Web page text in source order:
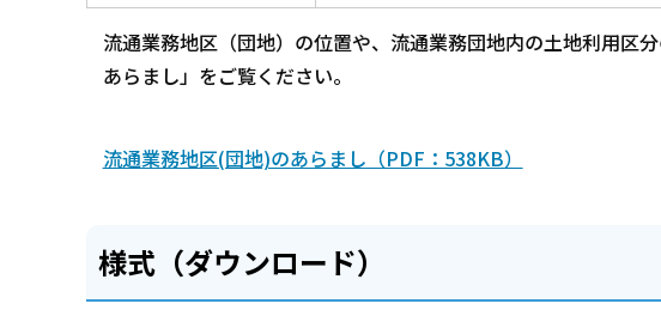
流通業務地区（団地）の位置や、流通業務団地内の土地利用区
あらまし」をご覧ください。
流通業務地区(団地)のあらまし（PDF：538KB）
様式（ダウンロード）